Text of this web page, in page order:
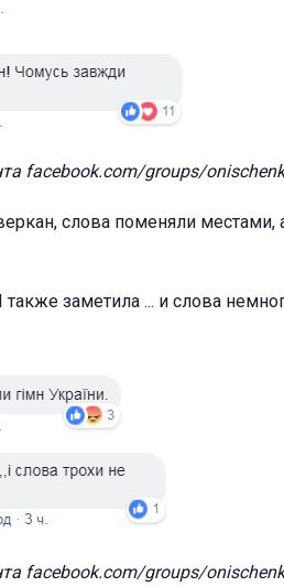
facebook.com/groups/
слова поменяли местами,
заметила ... и слова
facebook.com/groups/